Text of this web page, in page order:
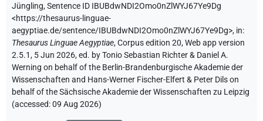
Jüngling,Sentence ID IBUBdwNDI2Omo0nZlWYJ67Ye9Dg
<https://thesaurus-linguae-
aegyptiae.de/sentence/IBUBdwNDI2Omo0nZlWYJ67Ye9Dg>, in:
Thesaurus Linguae Aegyptiae,Corpus edition 20, Web app version
2.5.1, 5 Jun 2026, ed. by Tonio Sebastian Richter & Daniel A.
Werning on behalf of the Berlin-Brandenburgische Akademie der
Wissenschaften and Hans-Werner Fischer-Elfert & Peter Dils on
behalf of the Sächsische Akademie der Wissenschaften zu Leipzig
(accessed:09 Aug 2026)